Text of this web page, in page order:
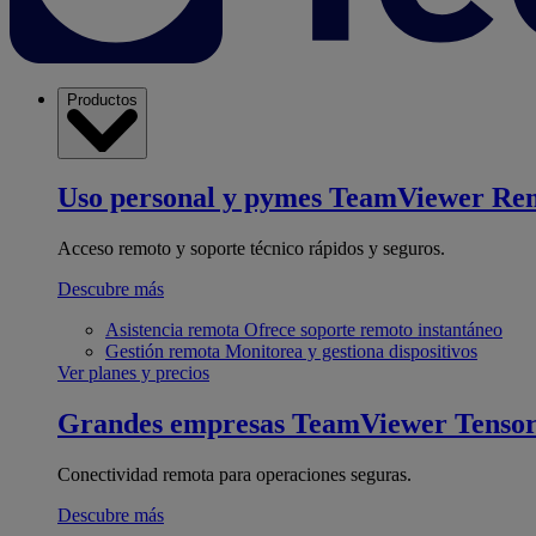
Productos
Uso personal y pymes TeamViewer
Acceso remoto y soporte técnico rápidos y seguros.
Descubre más
Asistencia remota Ofrece soporte remoto instantáneo
Gestión remota Monitorea y gestiona dispositivos
Ver planes y precios
Grandes empresas TeamViewer Tensor
Conectividad remota para operaciones seguras.
Descubre más